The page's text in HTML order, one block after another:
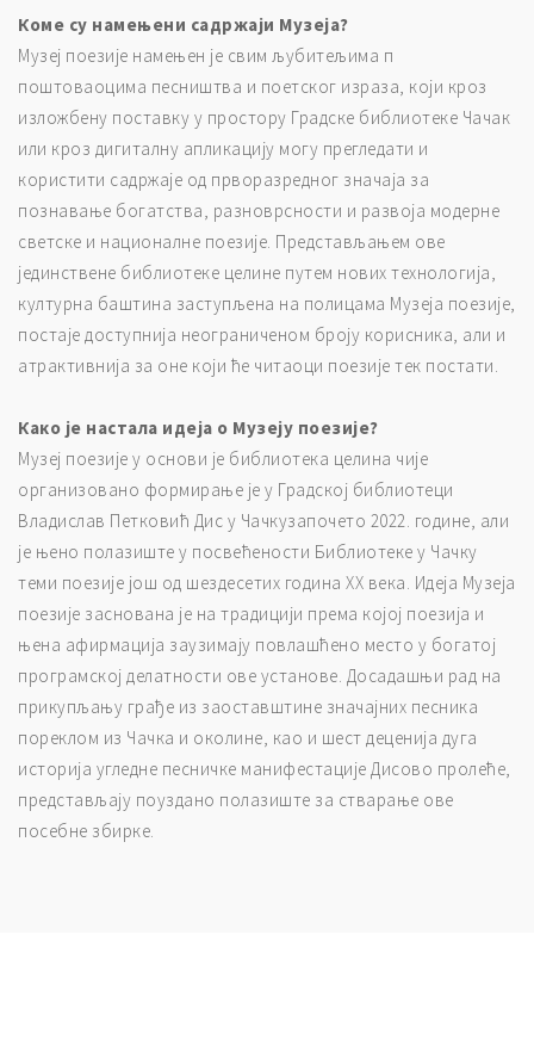
Коме су намењени садржаји Музеја?
Музеј поезије намењен је свим љубитељима п
поштоваоцима песништва и поетског израза, који кроз
изложбену поставку у простору Градске библиотеке Чачак
или кроз дигиталну апликацију могу прегледати и
користити садржаје од прворазредног значаја за
познавање богатства, разноврсности и развоја модерне
светске и националне поезије. Представљањем ове
јединствене библиотеке целине путем нових технологија,
културна баштина заступљена на полицама Музеја поезије,
постаје доступнија неограниченом броју корисника, али и
атрактивнија за оне који ће читаоци поезије тек постати.
Како је настала идеја о Музеју поезије?
Музеј поезијe у основи je библиотека целина чије
организовано формирање је у Градској библиотеци
Владислав Петковић Дис у Чачкузапочето 2022. године, али
је њено полазиште у посвећености Библиотеке у Чачку
теми поезије још од шездесетих година XX века. Идеја Музеја
поезије заснована је на традицији према којој поезија и
њена афирмација заузимају повлашћено место у богатој
програмској делатности ове установе. Досадашњи рад на
прикупљању грађе из заоставштине значајних песника
пореклом из Чачка и околине, као и шест деценија дуга
историја угледне песничке манифестације Дисово пролеће,
представљају поуздано полазиште за стварање ове
посебне збирке.